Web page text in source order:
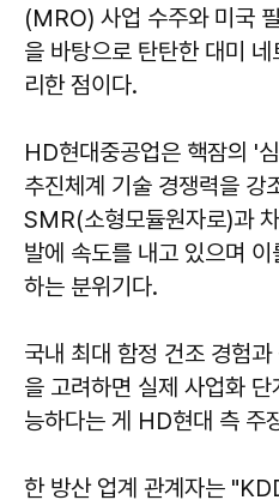
(MRO) 사업 수주와 미국
을 바탕으로 탄탄한 대미
리한 점이다.
HD현대중공업은 핵잠의 '
추진체계 기술 경쟁력을 강
SMR(소형모듈원자로)과
발에 속도를 내고 있으며
하는 분위기다.
국내 최대 함정 건조 경험
을 고려하면 실제 사업화
능하다는 게 HD현대 측 주
한 방산 업계 관계자는